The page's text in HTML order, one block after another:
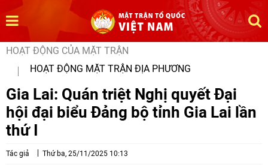
HOẠT ĐỘNG CỦA MẶT TRẬN
HOẠT ĐỘNG MẶT TRẬN ĐỊA PHƯƠNG
Gia Lai: Quán triệt Nghị quyết Đại
hội đại biểu Đảng bộ tỉnh Gia Lai lần
thứ I
Tác giả Thứ ba, 25/11/2025 10:13